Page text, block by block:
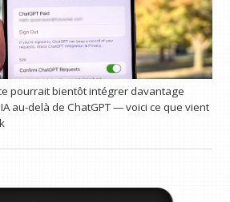
pourrait bientôt intégrer davantage
au-delà de ChatGPT — voici ce que vient